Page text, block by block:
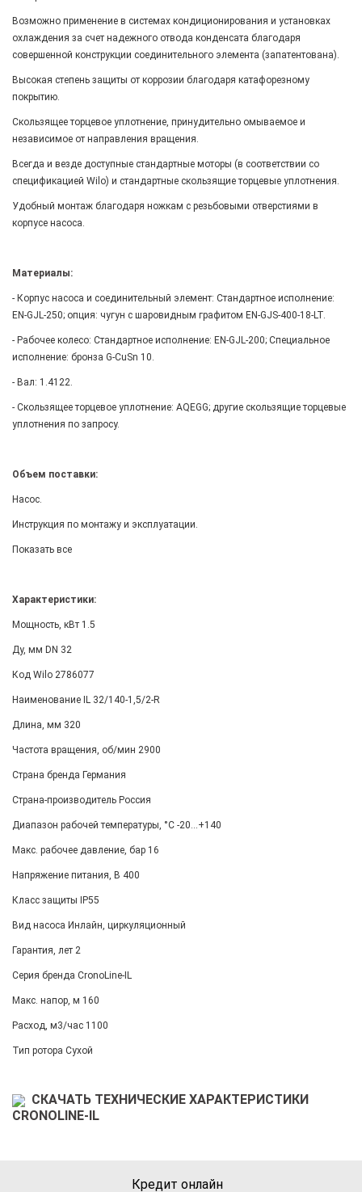
Возможно применение в системах кондиционирования и установках
охлаждения за счет надежного отвода конденсата благодаря
совершенной конструкции соединительного элемента (запатентована).
Высокая степень защиты от коррозии благодаря катафорезному
покрытию.
Скользящее торцевое уплотнение, принудительно омываемое и
независимое от направления вращения.
Всегда и везде доступные стандартные моторы (в соответствии со
спецификацией Wilo) и стандартные скользящие торцевые уплотнения.
Удобный монтаж благодаря ножкам с резьбовыми отверстиями в
корпусе насоса.
Материалы:
- Корпус насоса и соединительный элемент: Стандартное исполнение:
EN-GJL-250; опция: чугун с шаровидным графитом EN-GJS-400-18-LT.
- Рабочее колесо: Стандартное исполнение: EN-GJL-200; Специальное
исполнение: бронза G-CuSn 10.
- Вал: 1.4122.
- Скользящее торцевое уплотнение: AQEGG; другие скользящие торцевые
уплотнения по запросу.
Объем поставки:
Насос.
Инструкция по монтажу и эксплуатации.
Показать все
Характеристики:
Мощность, кВт 1.5
Ду, мм DN 32
Код Wilo 2786077
Наименование IL 32/140-1,5/2-R
Длина, мм 320
Частота вращения, об/мин 2900
Страна бренда Германия
Страна-производитель Россия
Диапазон рабочей температуры, °С -20...+140
Макс. рабочее давление, бар 16
Напряжение питания, В 400
Класс защиты IP55
Вид насоса Инлайн, циркуляционный
Гарантия, лет 2
Серия бренда CronoLine-IL
Макс. напор, м 160
Расход, м3/час 1100
Тип ротора Сухой
СКАЧАТЬ ТЕХНИЧЕСКИЕ ХАРАКТЕРИСТИКИ
CRONOLINE-IL
Кредит онлайн